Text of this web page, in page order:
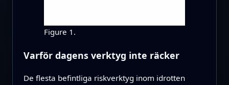
Figure 1.
Varför dagens verktyg inte räcker
De flesta befintliga riskverktyg inom idrotten